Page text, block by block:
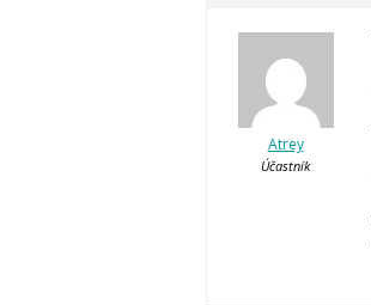
Atrey
Účastník